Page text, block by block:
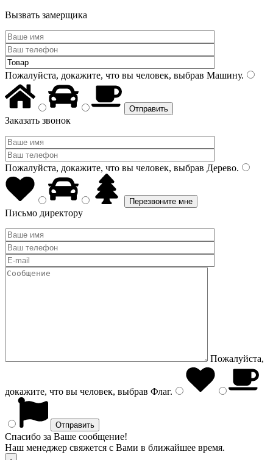
Вызвать замерщика
Пожалуйста, докажите, что вы человек, выбрав Машину.
Заказать звонок
Пожалуйста, докажите, что вы человек, выбрав Дерево.
Письмо директору
Пожалуйста,
докажите, что вы человек, выбрав Флаг.
Спасибо за Ваше сообщение!
Наш менеджер свяжется с Вами в ближайшее время.